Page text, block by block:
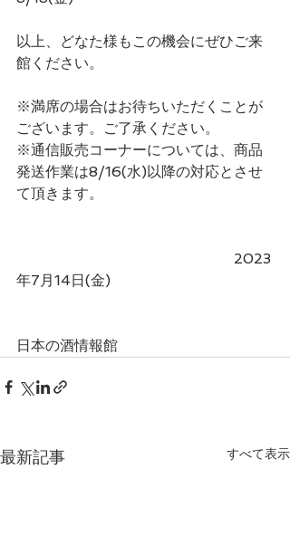
以上、どなた様もこの機会にぜひご来
館ください。
※満席の場合はお待ちいただくことが
ございます。ご了承ください。
※通信販売コーナーについては、商品
発送作業は8/16(水)以降の対応とさせ
て頂きます。
2023
年7月14日(金)
日本の酒情報館
最新記事 すべて表示